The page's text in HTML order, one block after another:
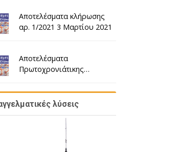
Αποτελέσματα κλήρωσης
αρ. 1/2021 3 Μαρτίου 2021
Αποτελέσματα
Πρωτοχρονιάτικης
Δεκεμβρίου 2020
λύσεις